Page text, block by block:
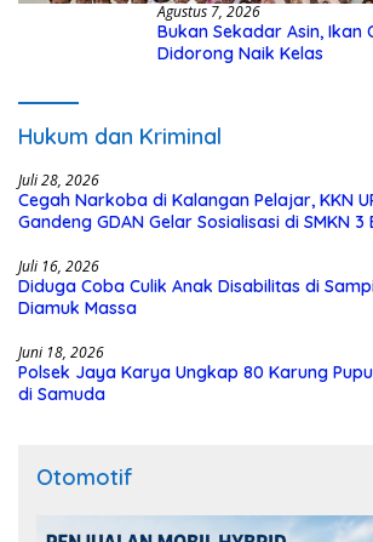
Agustus 7, 2026
Bukan Sekadar Asin, Ikan
Didorong Naik Kelas
Hukum dan Kriminal
Juli 28, 2026
Cegah Narkoba di Kalangan Pelajar, KKN
Gandeng GDAN Gelar Sosialisasi di SMKN 3
Juli 16, 2026
Diduga Coba Culik Anak Disabilitas di
Diamuk Massa
Juni 18, 2026
Polsek Jaya Karya Ungkap 80 Karung
di Samuda
Otomotif